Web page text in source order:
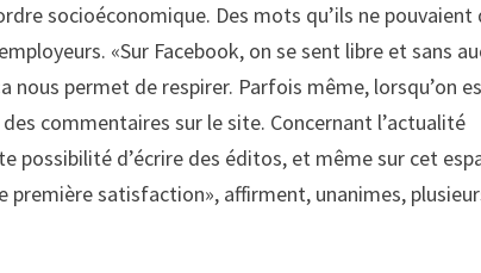
socioéconomique. Des mots qu’ils ne pouvaient
«Sur Facebook, on se sent libre et sans
permet de respirer. Parfois même, lorsqu’on
commentaires sur le site. Concernant l’actualité
possibilité d’écrire des éditos, et même sur cet
satisfaction», affirment, unanimes,